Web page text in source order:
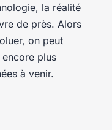
la réalité
de près. Alors
on peut
encore plus
à venir.